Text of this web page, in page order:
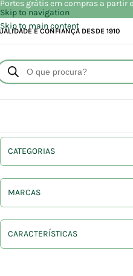
Skip to navigation
Skip to main content
E CONFIANÇA DESDE 1910
CATEGORIAS
MARCAS
CARACTERÍSTICAS
Portes grátis em compras a partir